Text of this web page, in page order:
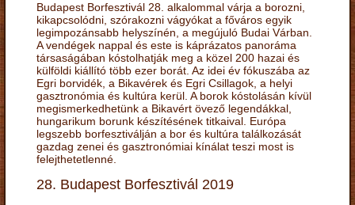
Budapest Borfesztivál 28. alkalommal várja a borozni,
kikapcsolódni, szórakozni vágyókat a főváros egyik
legimpozánsabb helyszínén, a megújuló Budai Várban.
A vendégek nappal és este is káprázatos panoráma
társaságában kóstolhatják meg a közel 200 hazai és
külföldi kiállító több ezer borát. Az idei év fókuszába az
Egri borvidék, a Bikavérek és Egri Csillagok, a helyi
gasztronómia és kultúra kerül. A borok kóstolásán kívül
megismerkedhetünk a Bikavért övező legendákkal,
hungarikum borunk készítésének titkaival. Európa
legszebb borfesztiválján a bor és kultúra találkozását
gazdag zenei és gasztronómiai kínálat teszi most is
felejthetetlenné.
28. Budapest Borfesztivál 2019